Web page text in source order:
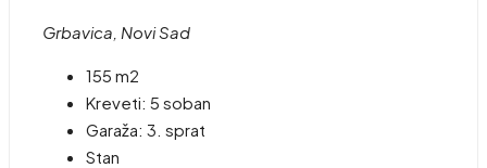
Grbavica, Novi Sad
155 m2
Kreveti: 5 soban
Garaža: 3. sprat
Stan